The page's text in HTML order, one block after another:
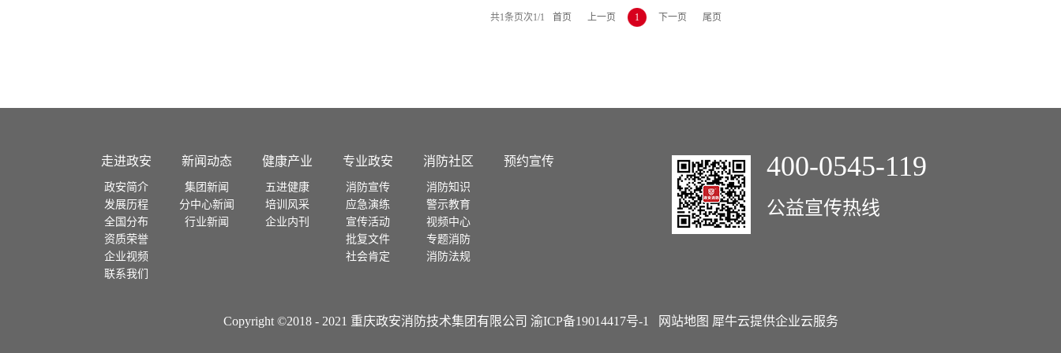
河南
共1条页次1/1 首页 上一页 1 下一页 尾页
走进政安
政安简介
发展历程
全国分布
资质荣誉
企业视频
联系我们
新闻动态
集团新闻
分中心新闻
行业新闻
健康产业
五进健康
培训风采
企业内刊
专业政安
消防宣传
应急演练
宣传活动
批复文件
社会肯定
消防社区
消防知识
警示教育
视频中心
专题消防
消防法规
预约宣传 400-0545-119
公益宣传热线
Copyright ©2018 - 2021 重庆政安消防技术集团有限公司 渝ICP备19014417号-1 网站地图 犀牛云提供企业云服务